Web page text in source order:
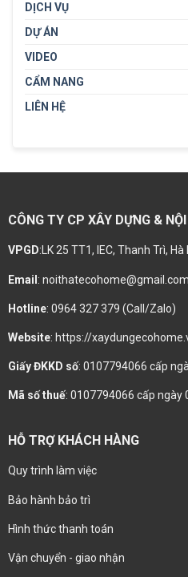
DỊCH VỤ
DỰ ÁN
VIDEO
CẨM NANG
LIÊN HỆ
CÔNG TY CP XÂY DỰNG &
VPGD:LK 25 TT1, IEC, Thanh Trì,
Email : noithatecohome@gmail.com
Hotline: 0964 327 379 (Call/Zalo)
Website: https://
Giấy ĐKKD số: 0107794066 cấp
Mã số thuế: 0107794066 cấp
HỖ TRỢ KHÁCH HÀNG
Quy trình làm việc
Bảo hành bảo trì
Hình thức thanh toán
Vận chuyển - giao nhận